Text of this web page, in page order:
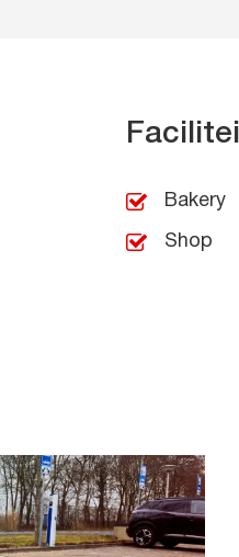
Bakery
Shop